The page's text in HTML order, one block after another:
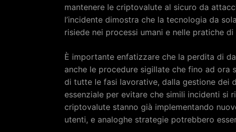
mantenere le criptovalute al sicuro da
l’incidente dimostra che la tecnologia da
risiede nei processi umani e nelle pratiche
È importante enfatizzare che la perdita di
anche le procedure sigillate che fino ad ora
di tutte le fasi lavorative, dalla gestione dei
essenziale per evitare che simili incidenti si
criptovalute stanno già implementando
utenti, e analoghe strategie potrebbero